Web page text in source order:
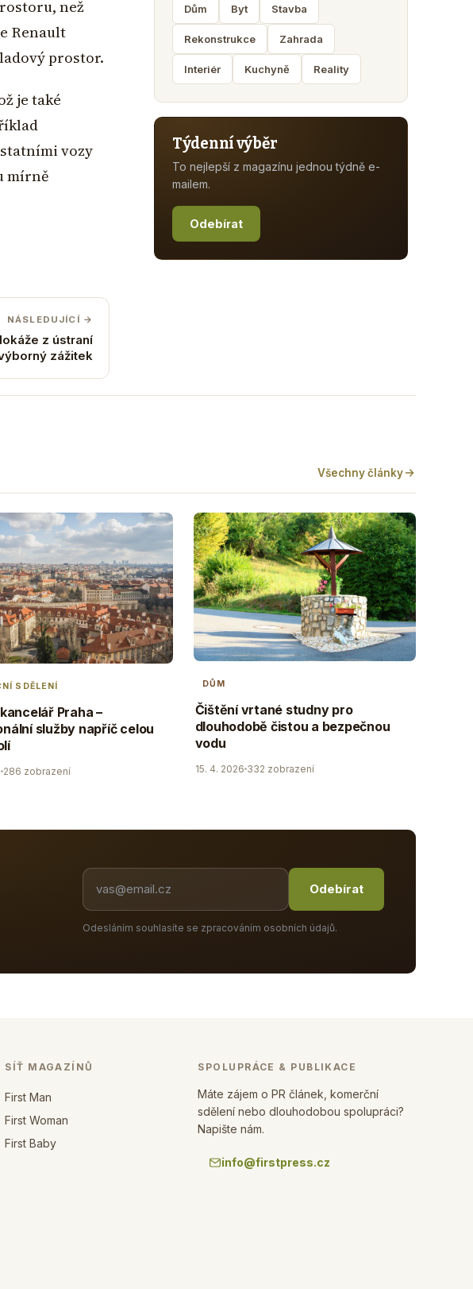
než
Renault
prostor.
je také
vozy
mírně
NÁSLEDUJÍCÍ →
z ústraní
zážitek
Dům Byt Stavba
Rekonstrukce Zahrada
Interiér Kuchyně Reality
Týdenní výběr
To nejlepší z magazínu jednou týdně e-
mailem.
Odebírat
Všechny články
SDĚLENÍ
Praha –
služby napříč celou
286 zobrazení
DŮM
Čištění vrtané studny pro
dlouhodobě čistou a bezpečnou
vodu
15. 4. 2026 332 zobrazení
Odebírat
Odesláním souhlasíte se zpracováním osobních údajů.
SÍŤ MAGAZÍNŮ
First Man
First Woman
First Baby
SPOLUPRÁCE & PUBLIKACE
Máte zájem o PR článek, komerční
sdělení nebo dlouhodobou spolupráci?
Napište nám.
info@firstpress.cz